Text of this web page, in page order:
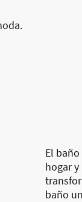
El
hogar
baño